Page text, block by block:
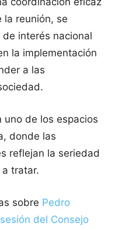
la reunión, se
interés nacional
la implementación
a las
uno de los espacios
donde las
reflejan la seriedad
tratar.
sobre Pedro
del Consejo